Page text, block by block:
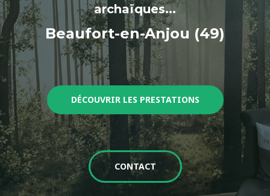
archaïques...
Beaufort-en-Anjou (49)
DÉCOUVRIR LES PRESTATIONS
CONTACT